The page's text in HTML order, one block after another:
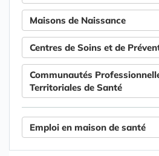
Maisons de Naissance
Centres de Soins et de
Communautés
Territoriales de Santé
Emploi en maison de santé